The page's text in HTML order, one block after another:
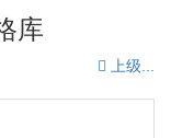
库
上级...